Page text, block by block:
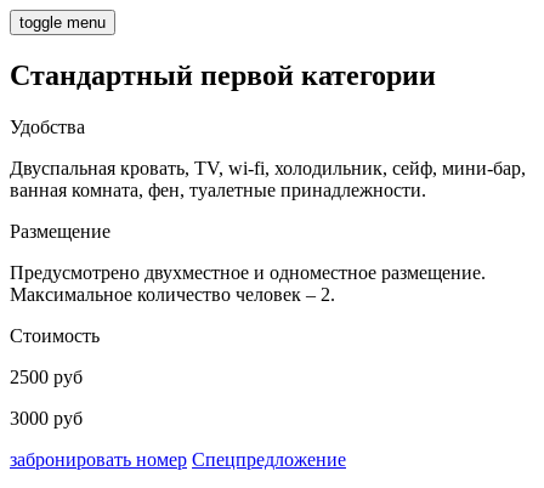
toggle menu
Стандартный первой категории
Удобства
Двуспальная кровать, TV, wi-fi, холодильник, сейф, мини-бар,
ванная комната, фен, туалетные принадлежности.
Размещение
Предусмотрено двухместное и одноместное размещение.
Максимальное количество человек – 2.
Стоимость
2500 руб
3000 руб
забронировать номер Спецпредложение